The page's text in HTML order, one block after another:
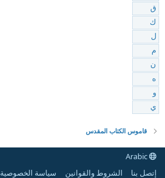
ق
ك
ل
م
ن
ه
و
ي
قاموس الكتاب المقدس
إتصل بنا
الشروط والقوانين سياسة الخصوصية